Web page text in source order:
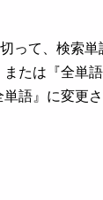
って、検索
たは『全単
語』に変更さ